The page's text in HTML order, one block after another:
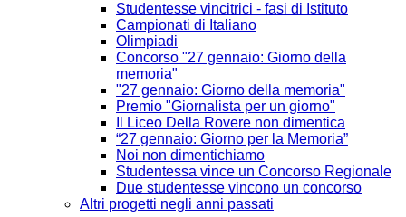
Studentesse vincitrici - fasi di Istituto
Campionati di Italiano
Olimpiadi
Concorso "27 gennaio: Giorno della
memoria"
"27 gennaio: Giorno della memoria"
Premio "Giornalista per un giorno"
Il Liceo Della Rovere non dimentica
“27 gennaio: Giorno per la Memoria”
Noi non dimentichiamo
Studentessa vince un Concorso Regionale
Due studentesse vincono un concorso
Altri progetti negli anni passati